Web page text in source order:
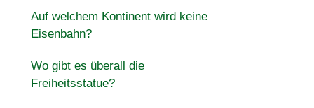
Auf welchem Kontinent wird keine
Eisenbahn?
Wo gibt es überall die
Freiheitsstatue?